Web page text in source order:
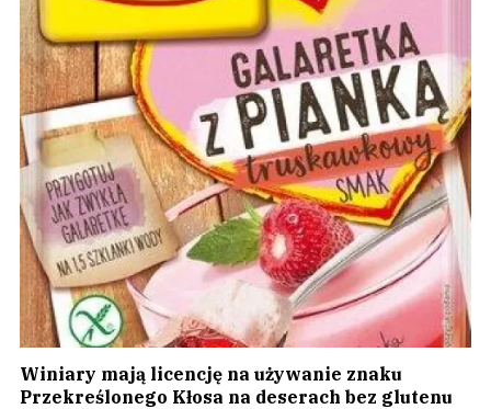
Winiary mają licencję na używanie znaku
Przekreślonego Kłosa na deserach bez glutenu